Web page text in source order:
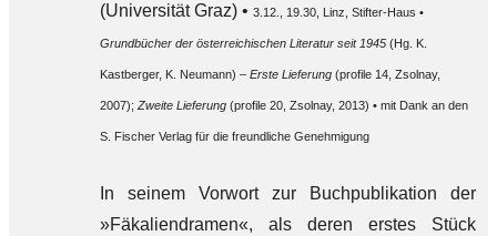
(Universität Graz) • 3.12., 19.30, Linz, Stifter-Haus •
Grundbücher der österreichischen Literatur seit 1945(Hg. K.
Kastberger, K. Neumann) – Erste Lieferung(profile 14, Zsolnay,
2007); Zweite Lieferung(profile 20, Zsolnay, 2013) • mit Dank an den
S. Fischer Verlag für die freundliche Genehmigung
In seinem Vorwort zur Buchpublikation der
»Fäkaliendramen«, als deren erstes Stück